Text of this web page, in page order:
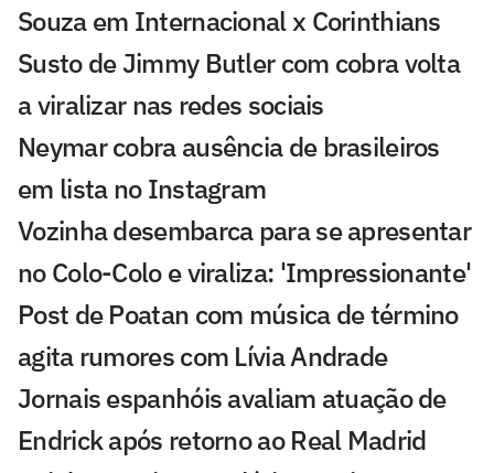
Souza em Internacional x Corinthians
Susto de Jimmy Butler com cobra volta
a viralizar nas redes sociais
Neymar cobra ausência de brasileiros
em lista no Instagram
Vozinha desembarca para se apresentar
no Colo-Colo e viraliza: 'Impressionante'
Post de Poatan com música de término
agita rumores com Lívia Andrade
Jornais espanhóis avaliam atuação de
Endrick após retorno ao Real Madrid